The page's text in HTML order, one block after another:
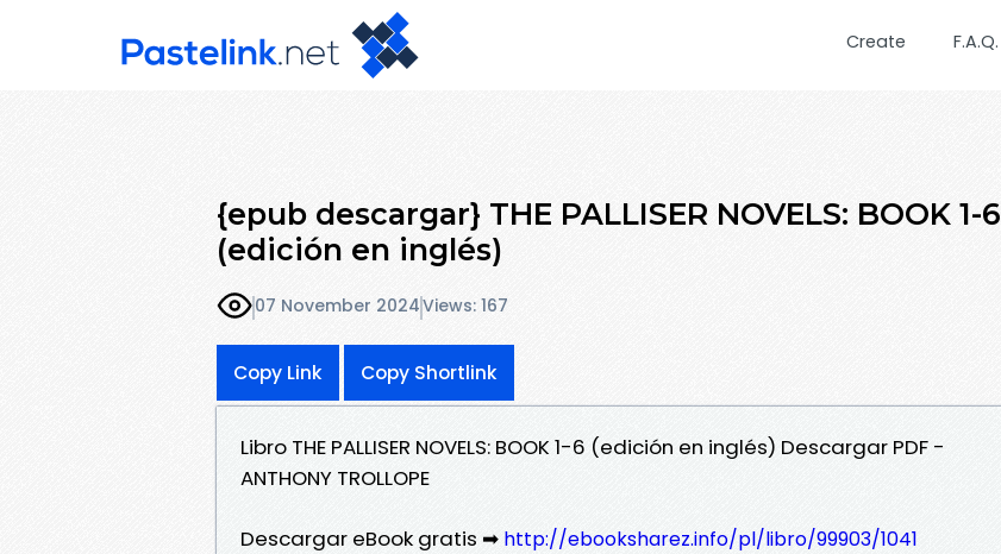
Create F.A.Q.
{epub descargar} THE PALLISER NOVELS: BOOK 1-6
(edición en inglés)
07 November 2024Views: 167
Copy Link Copy Shortlink
Libro THE PALLISER NOVELS: BOOK 1-6 (edición en inglés) Descargar PDF -
ANTHONY TROLLOPE
Descargar eBook gratis ➡ http://ebooksharez.info/pl/libro/99903/1041